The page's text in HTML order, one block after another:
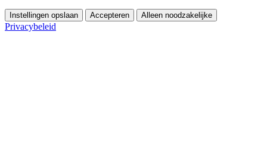
Instellingen opslaan Accepteren Alleen noodzakelijke
Privacybeleid